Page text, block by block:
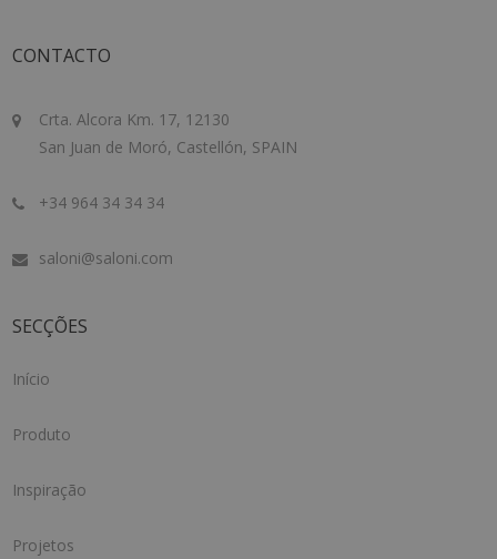
CONTACTO
Crta. Alcora Km. 17, 12130
San Juan de Moró, Castellón, SPAIN
+34 964 34 34 34
saloni@saloni.com
SECÇÕES
Início
Produto
Inspiração
Projetos